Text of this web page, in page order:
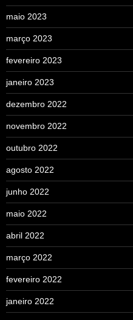
maio 2023
março 2023
fevereiro 2023
janeiro 2023
dezembro 2022
novembro 2022
outubro 2022
agosto 2022
junho 2022
maio 2022
abril 2022
março 2022
fevereiro 2022
janeiro 2022